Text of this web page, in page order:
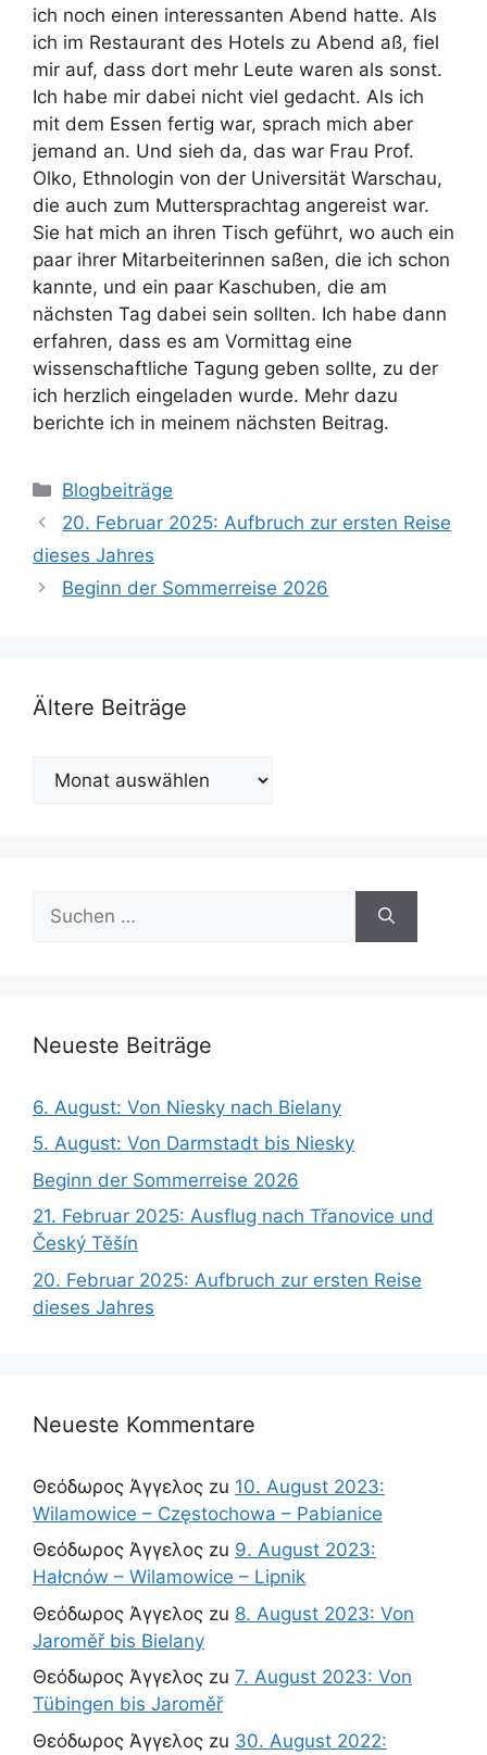
ich noch einen interessanten Abend hatte. Als
ich im Restaurant des Hotels zu Abend aß, fiel
mir auf, dass dort mehr Leute waren als sonst.
Ich habe mir dabei nicht viel gedacht. Als ich
mit dem Essen fertig war, sprach mich aber
jemand an. Und sieh da, das war Frau Prof.
Olko, Ethnologin von der Universität Warschau,
die auch zum Muttersprachtag angereist war.
Sie hat mich an ihren Tisch geführt, wo auch ein
paar ihrer Mitarbeiterinnen saßen, die ich schon
kannte, und ein paar Kaschuben, die am
nächsten Tag dabei sein sollten. Ich habe dann
erfahren, dass es am Vormittag eine
wissenschaftliche Tagung geben sollte, zu der
ich herzlich eingeladen wurde. Mehr dazu
berichte ich in meinem nächsten Beitrag.
Kategorien
Blogbeiträge
20. Februar 2025: Aufbruch zur ersten Reise
dieses Jahres
Beginn der Sommerreise 2026
Ältere Beiträge
Ältere
Beiträge
nach:
Neueste Beiträge
6. August: Von Niesky nach Bielany
5. August: Von Darmstadt bis Niesky
Beginn der Sommerreise 2026
21. Februar 2025: Ausflug nach Třanovice und
Český Těšín
20. Februar 2025: Aufbruch zur ersten Reise
dieses Jahres
Neueste Kommentare
Θεόδωρος Άγγελος zu 10. August 2023:
Wilamowice – Częstochowa – Pabianice
Θεόδωρος Άγγελος zu 9. August 2023:
Hałcnów – Wilamowice – Lipnik
Θεόδωρος Άγγελος zu 8. August 2023: Von
Jaroměř bis Bielany
Θεόδωρος Άγγελος zu 7. August 2023: Von
Tübingen bis Jaroměř
Θεόδωρος Άγγελος zu 30. August 2022: